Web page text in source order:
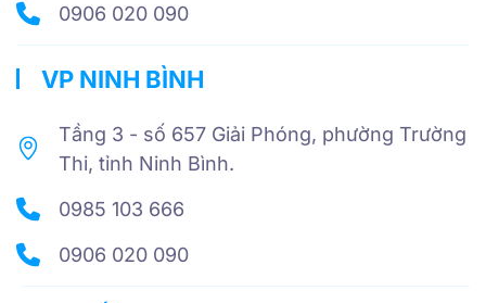
0906 020 090
VP NINH BÌNH
Tầng 3 - số 657 Giải Phóng, phường Trường
Thi, tỉnh Ninh Bình.
0985 103 666
0906 020 090